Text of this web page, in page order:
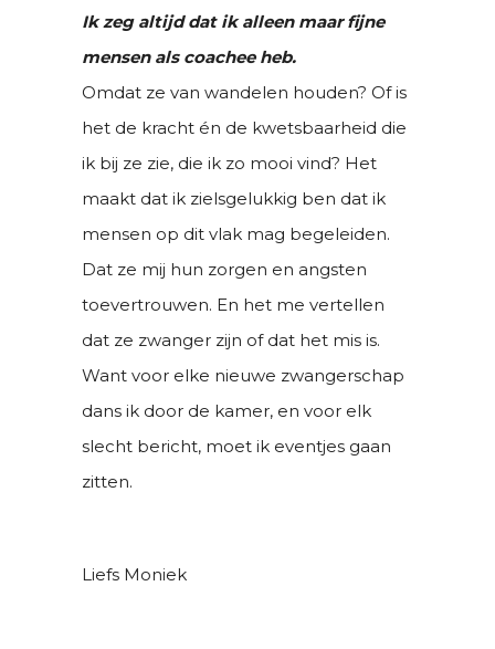
Ik zeg altijd dat ik alleen maar fijne
mensen als coachee heb.
Omdat ze van wandelen houden? Of is
het de kracht én de kwetsbaarheid die
ik bij ze zie, die ik zo mooi vind? Het
maakt dat ik zielsgelukkig ben dat ik
mensen op dit vlak mag begeleiden.
Dat ze mij hun zorgen en angsten
toevertrouwen. En het me vertellen
dat ze zwanger zijn of dat het mis is.
Want voor elke nieuwe zwangerschap
dans ik door de kamer, en voor elk
slecht bericht, moet ik eventjes gaan
zitten.
Liefs Moniek